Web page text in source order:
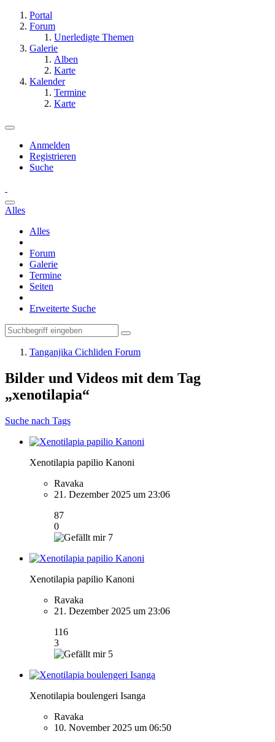
Portal
Forum
Unerledigte Themen
Galerie
Alben
Karte
Kalender
Termine
Karte
Anmelden
Registrieren
Suche
Alles
Alles
Forum
Galerie
Termine
Seiten
Erweiterte Suche
Tanganjika Cichliden Forum
Bilder und Videos mit dem Tag
„xenotilapia“
Suche nach Tags
Xenotilapia papilio Kanoni
Ravaka
21. Dezember 2025 um 23:06
87
0
7
Xenotilapia papilio Kanoni
Ravaka
21. Dezember 2025 um 23:06
116
3
5
Xenotilapia boulengeri Isanga
Ravaka
10. November 2025 um 06:50